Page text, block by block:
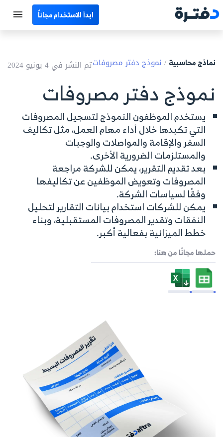
ابدأ الاستخدام مجاناً
جميع الأقسام
نماذج محاسبية
حاسبات
مصطلحات محاسبية
البرامج
اتصل بنا
EN
نماذج محاسبية / نموذج دفتر مصروفاتتم النشر في 4 يونيو 2024
نموذج دفتر مصروفات
يستخدم الموظفون النموذج لتسجيل المصروفات
التي تكبدها خلال أداء مهام العمل، مثل تكاليف
السفر والإقامة والمواصلات والوجبات
والمستلزمات الضرورية الأخرى.
بعد تقديم التقرير، يمكن للشركة مراجعة
المصروفات وتعويض الموظفين عن تكاليفها
وفقًا لسياسات الشركة.
يمكن للشركات استخدام بيانات التقارير لتحليل
النفقات وتقدير المصروفات المستقبلية، وبناء
خطط الميزانية بفعالية أكبر.
حملها مجانًا من هنا: